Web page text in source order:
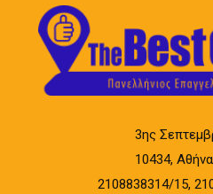
3ης
10434,
2108838314/15,